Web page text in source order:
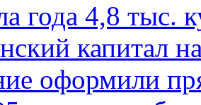
года 4,8 тыс.
капитал
оформили